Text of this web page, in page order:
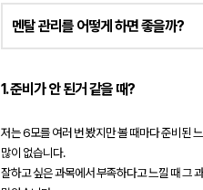
멘탈 관리를 어떻게 하면 좋을까?
1. 준비가 안 된거 같을 때?
저는 6모를 여러 번 봤지만 볼 때마다 준비된
많이 없습니다.
잘하고 싶은 과목에서 부족하다고 느낄 때 그